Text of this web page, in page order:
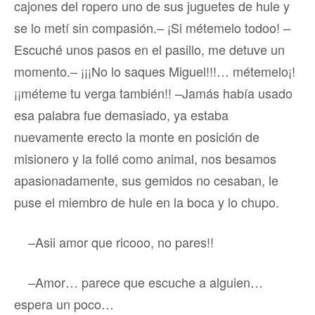
cajones del ropero uno de sus juguetes de hule y
se lo metí sin compasión.– ¡Si métemelo todoo! –
Escuché unos pasos en el pasillo, me detuve un
momento.– ¡¡¡No lo saques Miguel!!!… métemelo¡!
¡¡méteme tu verga también!! –Jamás había usado
esa palabra fue demasiado, ya estaba
nuevamente erecto la monte en posición de
misionero y la follé como animal, nos besamos
apasionadamente, sus gemidos no cesaban, le
puse el miembro de hule en la boca y lo chupo.
–Asii amor que ricooo, no pares!!
–Amor… parece que escuche a alguien…
espera un poco…